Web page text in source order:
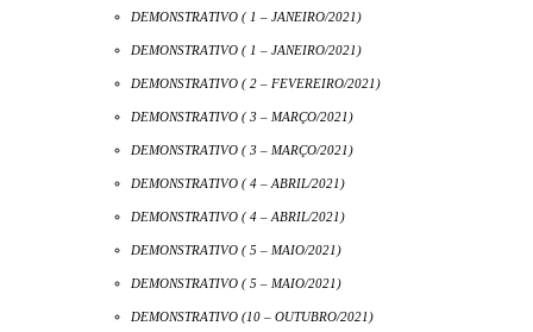
DEMONSTRATIVO ( 1 – JANEIRO/2021)
DEMONSTRATIVO ( 1 – JANEIRO/2021)
DEMONSTRATIVO ( 2 – FEVEREIRO/2021)
DEMONSTRATIVO ( 3 – MARÇO/2021)
DEMONSTRATIVO ( 3 – MARÇO/2021)
DEMONSTRATIVO ( 4 – ABRIL/2021)
DEMONSTRATIVO ( 4 – ABRIL/2021)
DEMONSTRATIVO ( 5 – MAIO/2021)
DEMONSTRATIVO ( 5 – MAIO/2021)
DEMONSTRATIVO (10 – OUTUBRO/2021)